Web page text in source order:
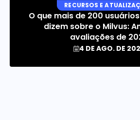
RECURSOS E
O que mais de 200
dizem sobre o Milvus:
avaliações de
4 DE AGO. DE